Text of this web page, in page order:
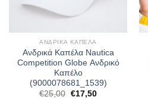
ΑΝΔΡΙΚΆ ΚΑΠΈΛΑ
Ανδρικά Καπέλα Nautica
Competition Globe Ανδρικό
Καπέλο
(9000078681_1539)
€25,00 Original
€17,50Η